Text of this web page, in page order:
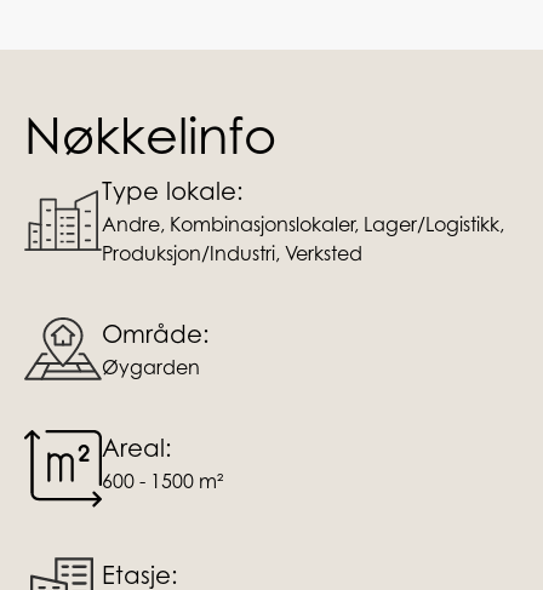
Nøkkelinfo
Type lokale:
Andre, Kombinasjonslokaler, Lager/Logistikk,
Produksjon/Industri, Verksted
Område:
Øygarden
Areal:
600 - 1500 m²
Etasje: